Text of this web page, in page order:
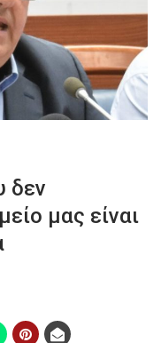
δεν
μας είναι